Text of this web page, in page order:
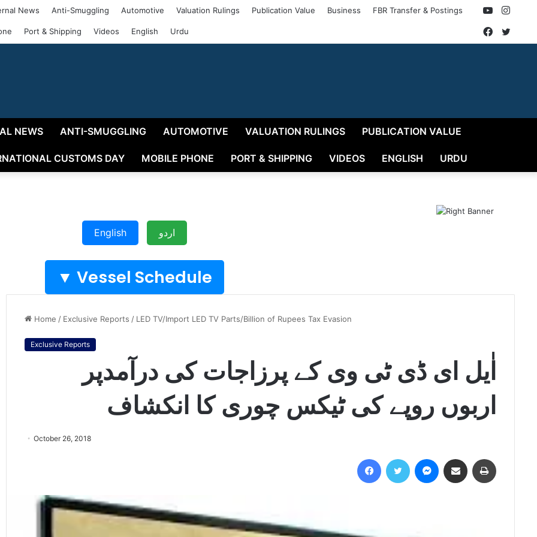
News Anti-Smuggling Automotive Valuation Rulings Publication Value Business FBR Transfer & Postings
Port & Shipping Videos English Urdu
YouTube
Facebook
NEWS ANTI-SMUGGLING AUTOMOTIVE VALUATION RULINGS PUBLICATION VALUE
CUSTOMS DAY MOBILE PHONE PORT & SHIPPING VIDEOS ENGLISH URDU
English اردو
Vessel Schedule ▼
Home / Exclusive Reports / LED TV/Import LED TV Parts/Billion of Rupees Tax Evasion
Exclusive Reports
اٰیل ای ڈی ٹی وی کے پرزاجات کی درآمدپر
اربوں روپے کی ٹیکس چوری کا انکشاف
October 26, 2018